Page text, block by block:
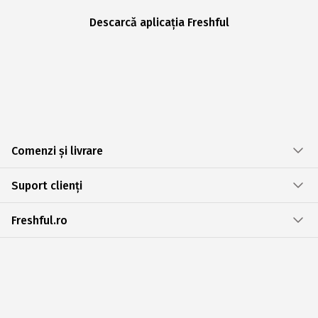
Descarcă aplicația Freshful
Comenzi și livrare
Suport clienți
Freshful.ro